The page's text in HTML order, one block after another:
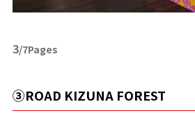
3/7Pages
③ROAD KIZUNA FOREST